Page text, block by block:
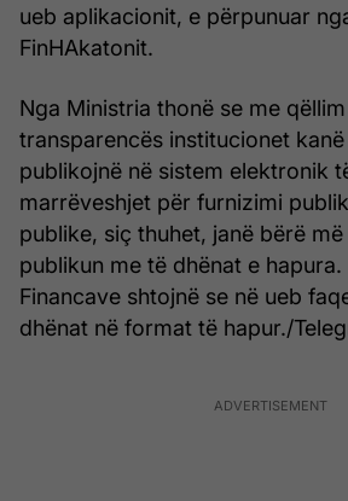
ueb aplikacionit, e përpunuar
FinHAkatonit.
Nga Ministria thonë se me
transparencës institucionet
publikojnë në sistem elektronik
marrëveshjet për furnizimi
publike, siç thuhet, janë bërë
publikun me të dhënat e
Financave shtojnë se në ueb
dhënat në format të hapur./